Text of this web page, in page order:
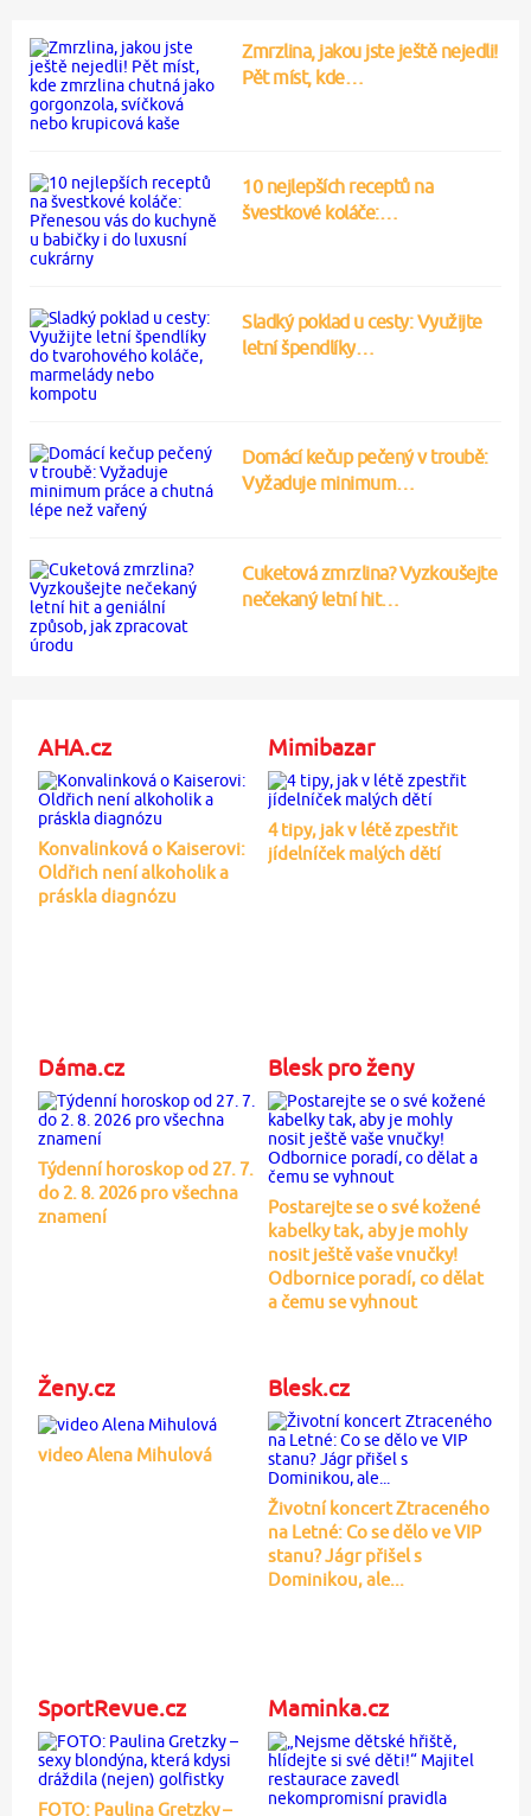
Zmrzlina, jakou jste ještě nejedli!
Pět míst, kde…
10 nejlepších receptů na
švestkové koláče:…
Sladký poklad u cesty: Využijte
letní špendlíky…
Domácí kečup pečený v troubě:
Vyžaduje minimum…
Cuketová zmrzlina? Vyzkoušejte
nečekaný letní hit…
AHA.cz
Konvalinková o Kaiserovi:
Oldřich není alkoholik a
práskla diagnózu
Mimibazar
4 tipy, jak v létě zpestřit
jídelníček malých dětí
Dáma.cz
Týdenní horoskop od 27. 7.
do 2. 8. 2026 pro všechna
znamení
Blesk pro ženy
Postarejte se o své kožené
kabelky tak, aby je mohly
nosit ještě vaše vnučky!
Odbornice poradí, co dělat
a čemu se vyhnout
Ženy.cz
video Alena Mihulová
Blesk.cz
Životní koncert Ztraceného
na Letné: Co se dělo ve VIP
stanu? Jágr přišel s
Dominikou, ale...
SportRevue.cz
FOTO: Paulina Gretzky –
Maminka.cz